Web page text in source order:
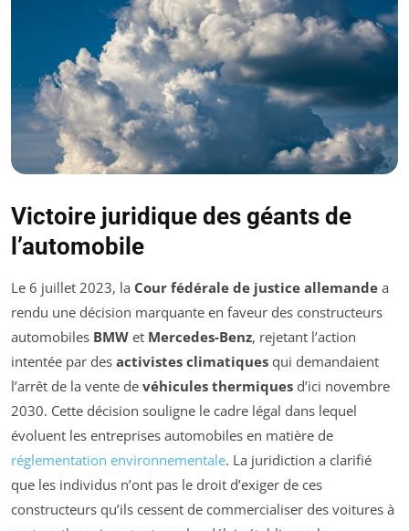
Victoire juridique des géants de
l’automobile
Le 6 juillet 2023, la Cour fédérale de justice allemande a
rendu une décision marquante en faveur des constructeurs
automobiles BMW et Mercedes-Benz, rejetant l’action
intentée par des activistes climatiques qui demandaient
l’arrêt de la vente de véhicules thermiques d’ici novembre
2030. Cette décision souligne le cadre légal dans lequel
évoluent les entreprises automobiles en matière de
réglementation environnementale. La juridiction a clarifié
que les individus n’ont pas le droit d’exiger de ces
constructeurs qu’ils cessent de commercialiser des voitures à